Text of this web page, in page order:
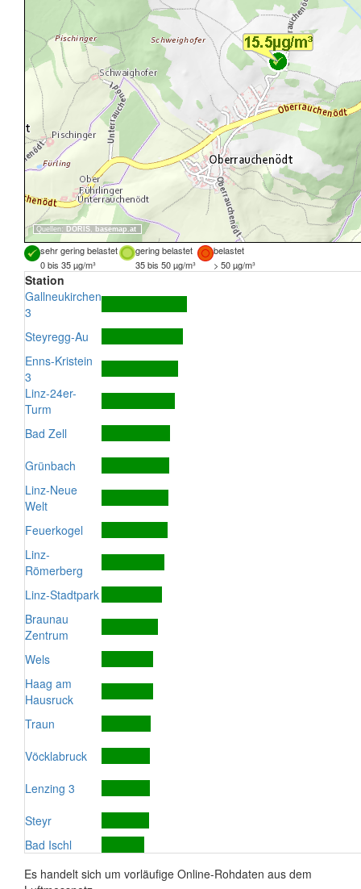
Quellen: DORIS, basemap.at
sehr gering belastet gering belastet
belastet
0 bis 35 µg/m³
35 bis 50 µg/m³ > 50 µg/m³
Station
Gallneukirchen
3
Steyregg-Au
Enns-Kristein
3
Linz-24er-
Turm
Bad Zell
Grünbach
Linz-Neue
Welt
Feuerkogel
Linz-
Römerberg
Linz-Stadtpark
Braunau
Zentrum
Wels
Haag am
Hausruck
Traun
Vöcklabruck
Lenzing 3
Steyr
Bad Ischl
Es handelt sich um vorläufige Online-Rohdaten aus dem